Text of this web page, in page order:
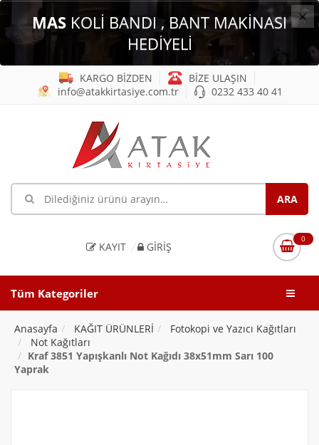
×
MAS KOLİ BANDI , BANT MAKİNASI
HEDİYELİ
KARGO BİZDEN
BİZE ULAŞIN
info@atakkirtasiye.com.tr
0232 433 40 41
KAYIT GIRIŞ
0
Tüm Kategoriler
Anasayfa KAĞIT ÜRÜNLERİ
Fotokopi ve Yazıcı Kağıtları
Not Kağıtları
Kraf 3851 Yapışkanlı Not Kağıdı 38x51mm Sarı 100
Yaprak